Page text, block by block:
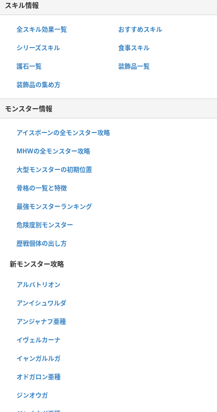
スキル情報
全スキル効果一覧 おすすめスキル
シリーズスキル 食事スキル
護石一覧 装飾品一覧
装飾品の集め方
モンスター情報
アイスボーンの全モンスター攻略
MHWの全モンスター攻略
大型モンスターの初期位置
骨格の一覧と特徴
最強モンスターランキング
危険度別モンスター
歴戦個体の出し方
新モンスター攻略
アルバトリオン
アンイシュワルダ
アンジャナフ亜種
イヴェルカーナ
イャンガルルガ
オドガロン亜種
ジンオウガ